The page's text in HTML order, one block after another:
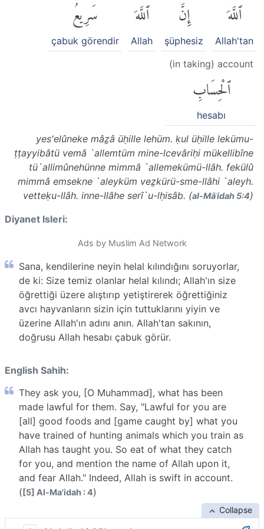
ٱللَّهَۚ
Allah'tan
إِنَّ
şüphesiz
ٱللَّهَ
Allah
سَرِيعُ
çabuk görendir
(in taking) account
ٱلْحِسَابِ
hesabı
yes'elûneke mâẕâ üḥille lehüm. ḳul üḥille lekümu-
ṭṭayyibâtü vemâ `allemtüm mine-lcevâriḥi mükellibîne
tü`allimûnehünne mimmâ `allemekümü-llâh. fekülû
mimmâ emsekne `aleyküm veẕkürü-sme-llâhi `aleyh.
vetteḳu-llâh. inne-llâhe serî`u-lḥisâb. (al-Māʾidah 5:4)
Diyanet Isleri:
Ads by Muslim Ad Network
Sana, kendilerine neyin helal kılındığını soruyorlar,
de ki: Size temiz olanlar helal kılındı; Allah'ın size
öğrettiği üzere alıştırıp yetiştirerek öğrettiğiniz
avcı hayvanların sizin için tuttuklarını yiyin ve
üzerine Allah'ın adını anın. Allah'tan sakının,
doğrusu Allah hesabı çabuk görür.
English Sahih:
They ask you, [O Muhammad], what has been
made lawful for them. Say, "Lawful for you are
[all] good foods and [game caught by] what you
have trained of hunting animals which you train as
Allah has taught you. So eat of what they catch
for you, and mention the name of Allah upon it,
and fear Allah." Indeed, Allah is swift in account.
([5] Al-Ma'idah : 4)
Collapse